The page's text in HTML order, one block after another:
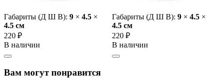
Габариты (Д Ш В): 9 × 4.5 ×
4.5 cм
220 ₽
В наличии
Габариты (Д Ш В): 9 × 4.5 ×
4.5 cм
220 ₽
В наличии
Вам могут понравится